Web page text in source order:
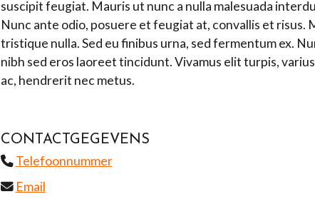
suscipit feugiat. Mauris ut nunc a nulla malesuada
Nunc ante odio, posuere et feugiat at, convallis et risus.
tristique nulla. Sed eu finibus urna, sed fermentum ex.
nibh sed eros laoreet tincidunt. Vivamus elit turpis,
ac, hendrerit nec metus.
CONTACTGEGEVENS
Telefoonnummer
Email